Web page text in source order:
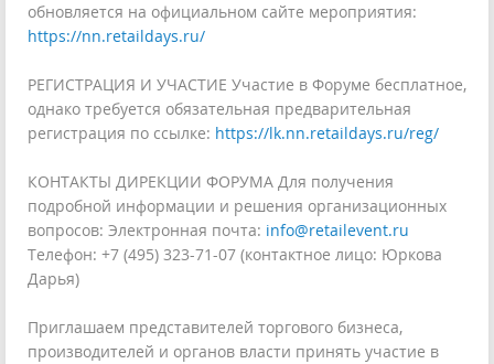
обновляется на официальном сайте мероприятия:
https://nn.retaildays.ru/
РЕГИСТРАЦИЯ И УЧАСТИЕ Участие в Форуме бесплатное,
однако требуется обязательная предварительная
регистрация по ссылке: https://lk.nn.retaildays.ru/reg/
КОНТАКТЫ ДИРЕКЦИИ ФОРУМА Для получения
подробной информации и решения организационных
вопросов: Электронная почта: info@retailevent.ru
Телефон: +7 (495) 323-71-07 (контактное лицо: Юркова
Дарья)
Приглашаем представителей торгового бизнеса,
производителей и органов власти принять участие в